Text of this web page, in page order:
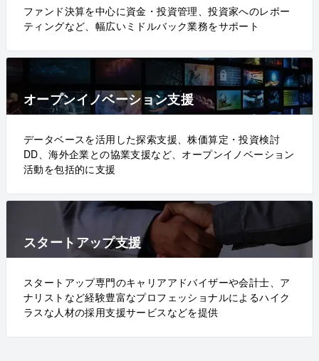
ファンド決算を中心に資金・投資管理、投資家へのレポー
ティングなど、幅広いミドルバック業務をサポート
オープンイノベーション支援
データベースを活用した探索支援、株価算定・投資検討
DD、海外企業との協業支援など、オープンイノベーション
活動を包括的に支援
スタートアップ支援
スタートアップ専門のキャリアアドバイザーや会計士、ア
ナリストなど経験豊富なプロフェッショナルによるハイク
ラスな人材の採用支援サービスなどを提供